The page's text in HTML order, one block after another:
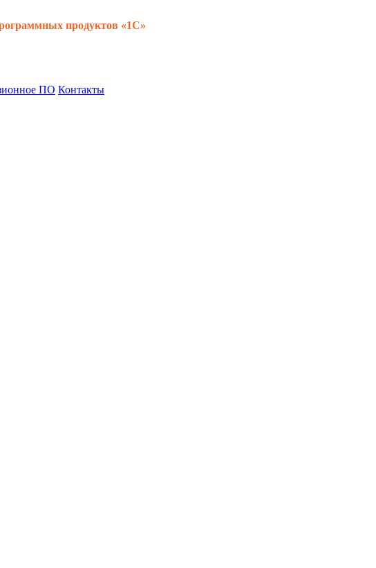
продуктов «1С»
ПО Контакты